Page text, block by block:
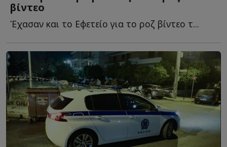
βίντεο
Έχασαν και το Εφετείο για το ροζ βίντεο τ...